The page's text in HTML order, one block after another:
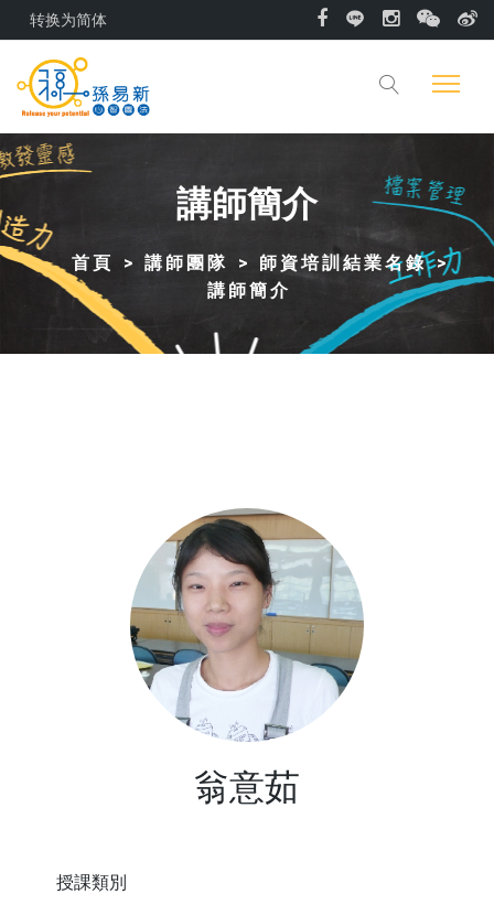
转换为简体
講師簡介
首頁 講師團隊
師資培訓結業名錄
講師簡介
翁意茹
授課類別